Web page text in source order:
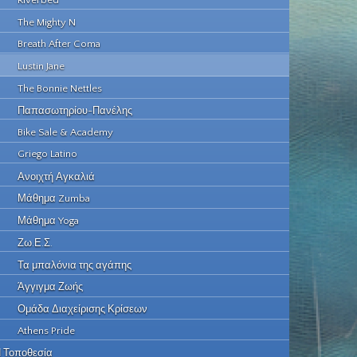
The Mighty N
Breath After Coma
Lustin Jane
The Bonnie Nettles
Παπασωτηρίου-Πανέλης
Bike Sale & Academy
Griego Latino
Ανοιχτή Αγκαλιά
Μάθημα Zumba
Μάθημα Yoga
Ζω.Ε.Σ.
Τα μπαλόνια της αγάπης
Άγγιγμα Ζωής
Ομάδα Διαχείρισης Κρίσεων
Athens Pride
Τοποθεσία